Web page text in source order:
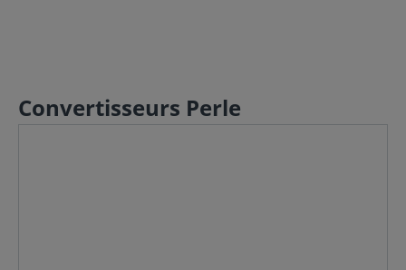
Convertisseurs Perle